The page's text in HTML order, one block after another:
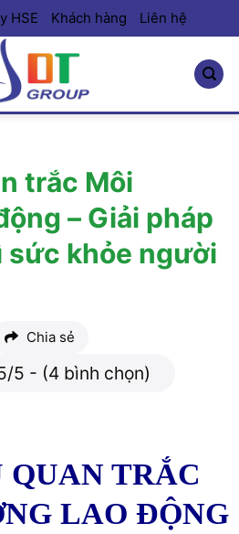
HSE Khách hàng Liên hệ
trắc Môi
– Giải pháp
khỏe người
Chia sẻ
5 - (4 bình chọn)
QUAN TRẮC
LAO ĐỘNG